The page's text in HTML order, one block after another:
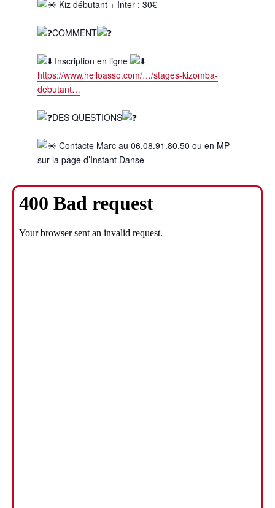
Kiz débutant + Inter : 30€
COMMENT
Inscription en ligne
https://www.helloasso.com/…/stages-kizomba-
debutant…
DES QUESTIONS
Contacte Marc au 06.08.91.80.50 ou en MP
sur la page d’Instant Danse